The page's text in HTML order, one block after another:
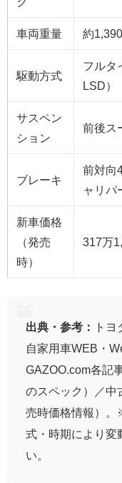
車両重量 約
駆動方式
フルタ
LSD）
サスペン
ション
前後ス
ブレーキ
前対向
ャリパ
新車価格
（発売
時）
317万
出典・参考：
ト
自家用車WEB・
GAZOO.com各記
のスペック）／中
売時価格情報）
式・時期により変
い。